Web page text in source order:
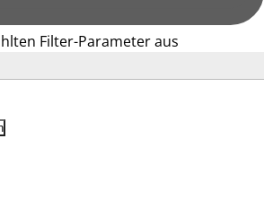
Filter-Parameter aus